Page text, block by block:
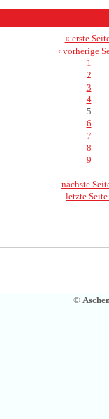
« erste
‹ vorherige
1
2
3
4
5
6
7
8
9
nächste
letzte
©